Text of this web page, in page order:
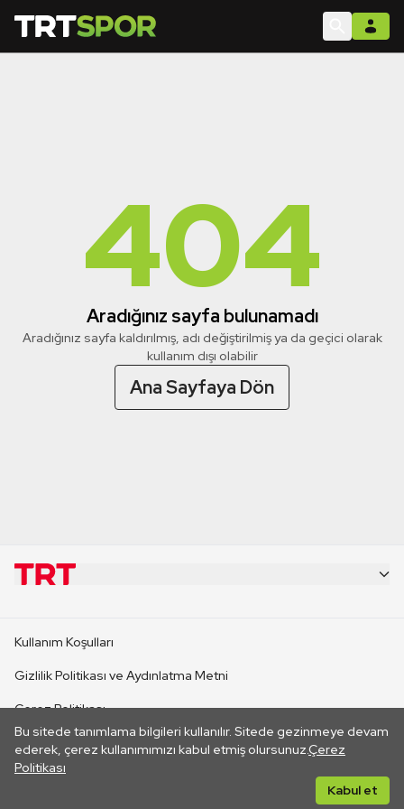
404
Aradığınız sayfa bulunamadı
Aradığınız sayfa kaldırılmış, adı değiştirilmiş ya da geçici olarak
kullanım dışı olabilir
Ana Sayfaya Dön
Bu sitede tanımlama bilgileri kullanılır. Sitede gezinmeye devam
ederek, çerez kullanımımızı kabul etmiş olursunuz.Çerez
Politikası
Kabul et
CANLI YAYINLAR
Kullanım Koşulları
Gizlilik Politikası ve Aydınlatma Metni
Çerez Politikası
İletişim
Her hakkı saklıdır. ©2026 TRT. Bağlantı yoluyla gidilen dış